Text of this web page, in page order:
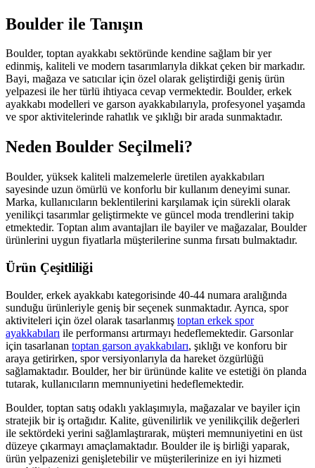
Boulder ile Tanışın
Boulder, toptan ayakkabı sektöründe kendine sağlam bir yer
edinmiş, kaliteli ve modern tasarımlarıyla dikkat çeken bir markadır.
Bayi, mağaza ve satıcılar için özel olarak geliştirdiği geniş ürün
yelpazesi ile her türlü ihtiyaca cevap vermektedir. Boulder, erkek
ayakkabı modelleri ve garson ayakkabılarıyla, profesyonel yaşamda
ve spor aktivitelerinde rahatlık ve şıklığı bir arada sunmaktadır.
Neden Boulder Seçilmeli?
Boulder, yüksek kaliteli malzemelerle üretilen ayakkabıları
sayesinde uzun ömürlü ve konforlu bir kullanım deneyimi sunar.
Marka, kullanıcıların beklentilerini karşılamak için sürekli olarak
yenilikçi tasarımlar geliştirmekte ve güncel moda trendlerini takip
etmektedir. Toptan alım avantajları ile bayiler ve mağazalar, Boulder
ürünlerini uygun fiyatlarla müşterilerine sunma fırsatı bulmaktadır.
Ürün Çeşitliliği
Boulder, erkek ayakkabı kategorisinde 40-44 numara aralığında
sunduğu ürünleriyle geniş bir seçenek sunmaktadır. Ayrıca, spor
aktiviteleri için özel olarak tasarlanmış toptan erkek spor
ayakkabıları ile performansı artırmayı hedeflemektedir. Garsonlar
için tasarlanan toptan garson ayakkabıları, şıklığı ve konforu bir
araya getirirken, spor versiyonlarıyla da hareket özgürlüğü
sağlamaktadır. Boulder, her bir ürününde kalite ve estetiği ön planda
tutarak, kullanıcıların memnuniyetini hedeflemektedir.
Boulder, toptan satış odaklı yaklaşımıyla, mağazalar ve bayiler için
stratejik bir iş ortağıdır. Kalite, güvenilirlik ve yenilikçilik değerleri
ile sektördeki yerini sağlamlaştırarak, müşteri memnuniyetini en üst
düzeye çıkarmayı amaçlamaktadır. Boulder ile iş birliği yaparak,
ürün yelpazenizi genişletebilir ve müşterilerinize en iyi hizmeti